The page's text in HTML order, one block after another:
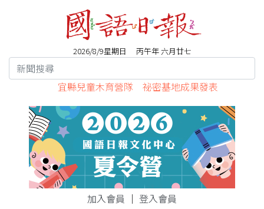
2026/8/9星期日 丙午年 六月廿七
宜縣兒童木育營隊 祕密基地成果發表
加入會員 ｜ 登入會員